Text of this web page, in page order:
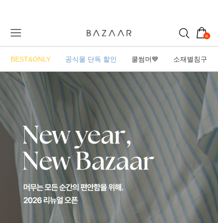
0
BEST&ONLY 공식몰 단독 할인 쿨썸머💙 소재별침구